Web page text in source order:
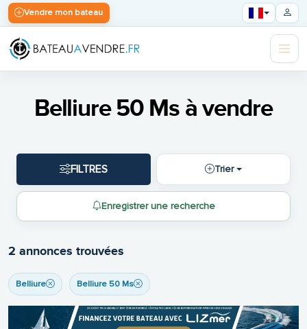
Vendre mon bateau
Belliure 50 Ms à vendre
FILTRES Trier
Enregistrer une recherche
2 annonces trouvées
Belliure Belliure 50 Ms